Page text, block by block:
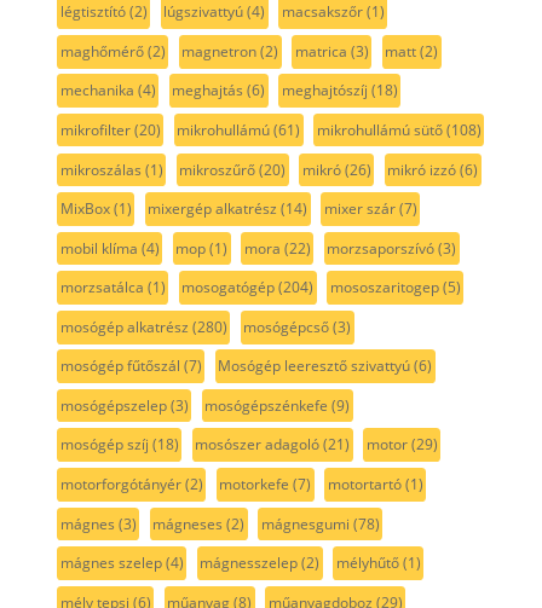
légtisztító(2) lúgszivattyú(4) macsakszőr(1)
maghőmérő(2) magnetron(2) matrica (3) matt(2)
mechanika (4) meghajtás (6) meghajtószíj (18)
mikrofilter(20) mikrohullámú(61) mikrohullámú sütő(108)
mikroszálas (1) mikroszűrő(20) mikró(26) mikró izzó(6)
MixBox(1) mixergép alkatrész (14) mixer szár(7)
mobil klíma (4) mop(1) mora (22) morzsaporszívó(3)
morzsatálca (1) mosogatógép(204) mososzaritogep(5)
mosógép alkatrész (280) mosógépcső(3)
mosógép fűtőszál (7) Mosógép leeresztő szivattyú(6)
mosógépszelep(3) mosógépszénkefe (9)
mosógép szíj (18) mosószer adagoló(21) motor(29)
motorforgótányér(2) motorkefe (7) motortartó(1)
mágnes (3) mágneses (2) mágnesgumi (78)
mágnes szelep(4) mágnesszelep(2) mélyhűtő(1)
mély tepsi (6) műanyag(8) műanyagdoboz (29)